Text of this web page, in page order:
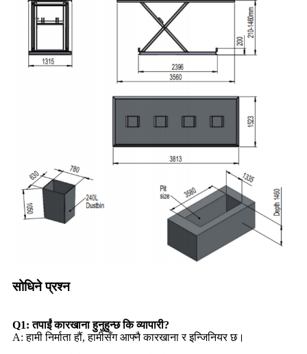
सोधिने प्रश्न
Q1: तपाईं कारखाना हुनुहुन्छ कि व्यापारी?
A: हामी निर्माता हौं, हामीसँग आफ्नै कारखाना र इन्जिनियर छ।